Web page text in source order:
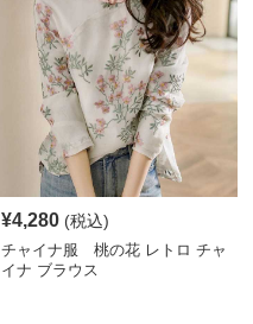
¥4,280 (税込)
チャイナ服 桃の花 レトロ チャ
イナ ブラウス